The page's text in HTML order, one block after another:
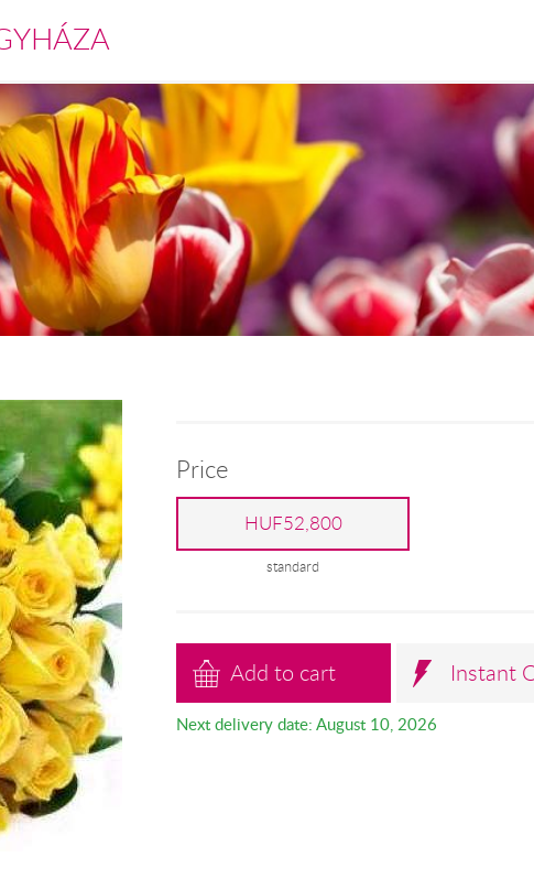
Price
HUF52,800
standard
Add to cart Instant
Next delivery date: August 10, 2026